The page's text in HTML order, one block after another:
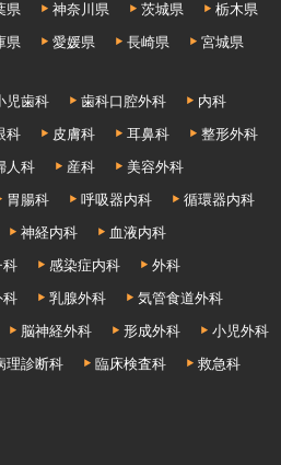
県 神奈川県 茨城県
栃木県
県 愛媛県 長崎県
宮城県
児歯科 歯科口腔外科
内科
科 皮膚科 耳鼻科
整形外科
人科 産科
美容外科
胃腸科 呼吸器内科
循環器内科
神経内科
血液内科
科 感染症内科
外科
科 乳腺外科
気管食道外科
脳神経外科 形成外科
小児外科
理診断科 臨床検査科
救急科